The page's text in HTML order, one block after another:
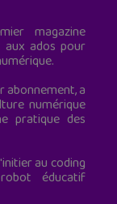
magazine
aux ados pour
abonnement, a
numérique
pratique des
au coding
éducatif